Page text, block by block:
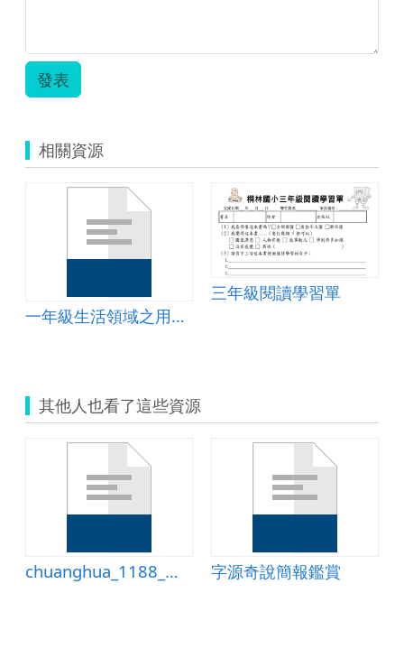
發表
相關資源
一年級生活領域之用餐禮儀
三年級閱讀學習單
其他人也看了這些資源
chuanghua_1188_語句大會串學習單 字源奇說簡報鑑賞